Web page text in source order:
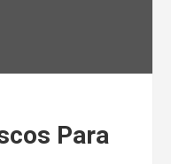
Para